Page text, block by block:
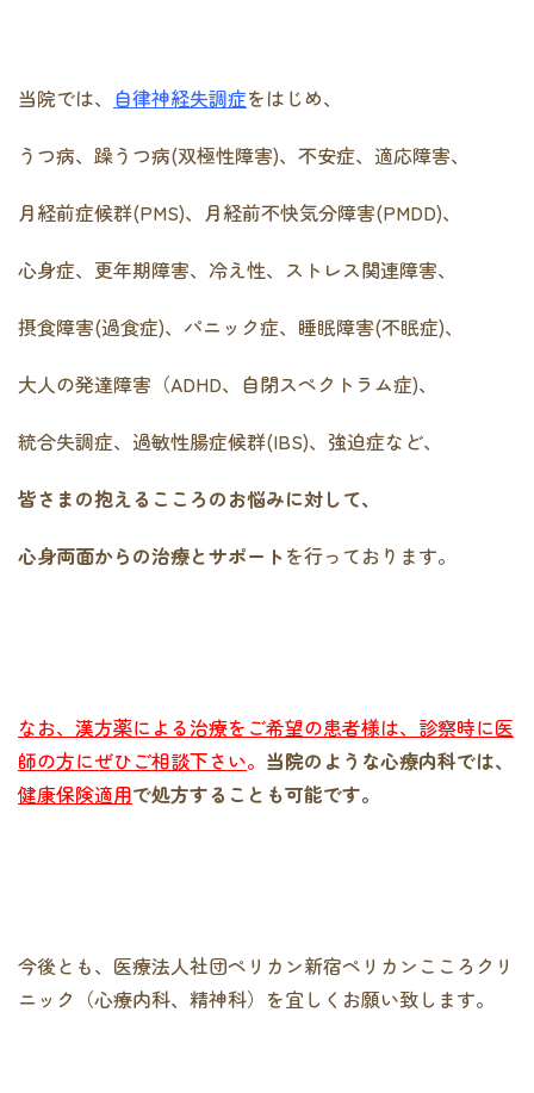
当院では、 自律神経失調症をはじめ、
うつ病、躁うつ病(双極性障害)、不安症、適応障害、
月経前症候群(PMS)、月経前不快気分障害(PMDD)、
心身症、更年期障害、冷え性、ストレス関連障害、
摂食障害(過食症)、パニック症、睡眠障害(不眠症)、
大人の発達障害（ADHD、自閉スペクトラム症)、
統合失調症、過敏性腸症候群(IBS)、強迫症など、
皆さまの抱えるこころのお悩みに対して、
心身両面からの治療とサポートを行っております。
なお、漢方薬による治療をご希望の患者様は、診察時に医
師の方にぜひご相談下さい。 当院のような心療内科では、
健康保険適用で処方することも可能です。
今後とも、医療法人社団ペリカン新宿ペリカンこころクリ
ニック（心療内科、精神科）を宜しくお願い致します。